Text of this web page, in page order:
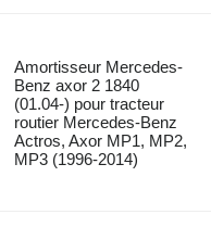
Amortisseur Mercedes-
Benz axor 2 1840
(01.04-) pour tracteur
routier Mercedes-Benz
Actros, Axor MP1, MP2,
MP3 (1996-2014)